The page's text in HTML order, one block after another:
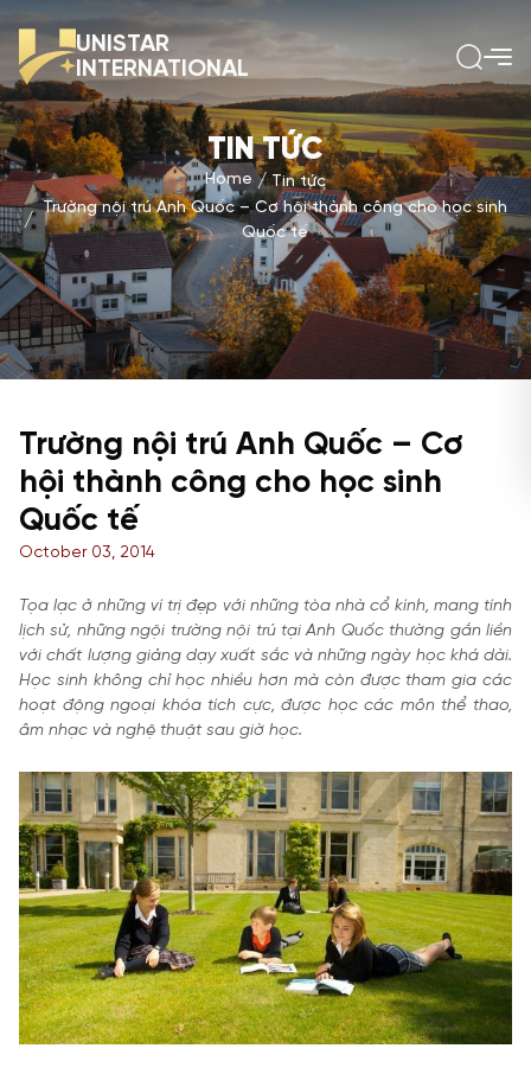
UNISTAR
INTERNATIONAL
TIN TỨC
Home
Tin tức
Trường nội trú Anh Quốc – Cơ hội thành công cho học sinh
Quốc tế
Trường nội trú Anh Quốc – Cơ
hội thành công cho học sinh
Quốc tế
October 03, 2014
Tọa lạc ở những ví trị đẹp với những tòa nhà cổ kính, mang tính
lịch sử, những ngội trường nội trú tại Anh Quốc thường gắn liền
với chất lượng giảng dạy xuất sắc và những ngày học khá dài.
Học sinh không chỉ học nhiều hơn mà còn được tham gia các
hoạt động ngoại khóa tích cực, được học các môn thể thao,
âm nhạc và nghệ thuật sau giờ học.